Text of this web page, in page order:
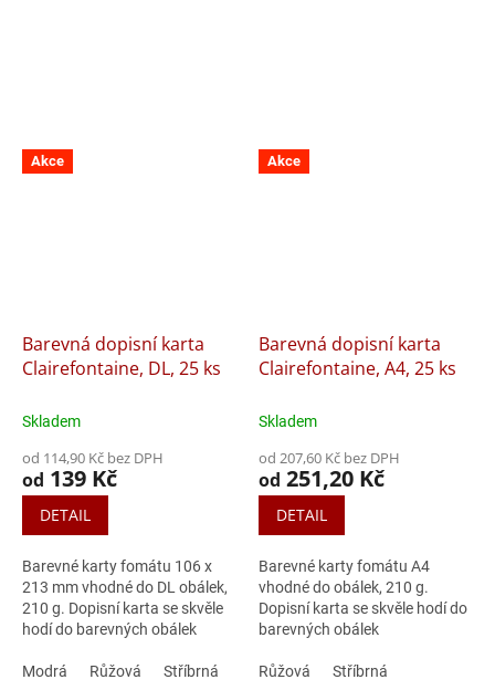
Akce
Barevná dopisní karta
Clairefontaine, DL, 25 ks
Skladem
od 114,90 Kč bez DPH
od 139 Kč
DETAIL
Barevné karty fomátu 106 x
213 mm vhodné do DL obálek,
210 g. Dopisní karta se skvěle
hodí do barevných obálek
Modrá
Růžová Stříbrná
Akce
Barevná dopisní karta
Clairefontaine, A4, 25 ks
Skladem
od 207,60 Kč bez DPH
od 251,20 Kč
DETAIL
Barevné karty fomátu A4
vhodné do obálek, 210 g.
Dopisní karta se skvěle hodí do
barevných obálek
Růžová
Stříbrná